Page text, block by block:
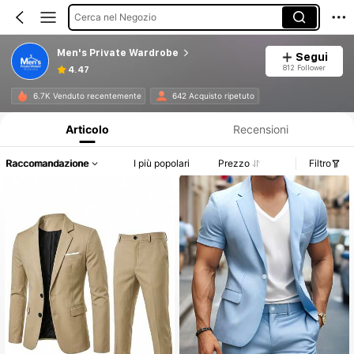
Cerca nel Negozio
Men's Private Wardrobe
4.47
Segui
812 Follower
6.7K Venduto recentemente 642 Acquisto ripetuto
Articolo Recensioni
Raccomandazione I più popolari Prezzo Filtro